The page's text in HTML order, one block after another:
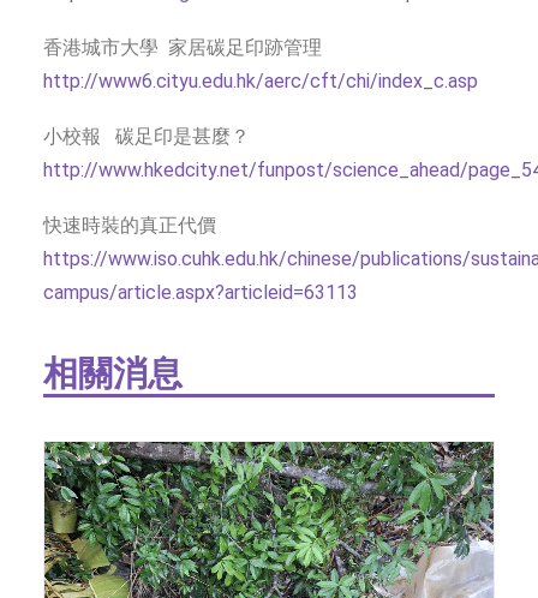
香港城市大學 家居碳足印跡管理
http://www6.cityu.edu.hk/aerc/cft/chi/index_c.asp
小校報 碳足印是甚麼？
http://www.hkedcity.net/funpost/science_ahead/
快速時裝的真正代價
https://www.iso.cuhk.edu.hk/chinese/publications/
campus/article.aspx?articleid=63113
相關消息